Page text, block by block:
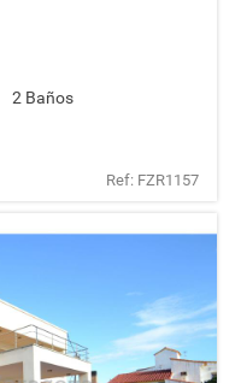
2 Baños
Ref: FZR1157